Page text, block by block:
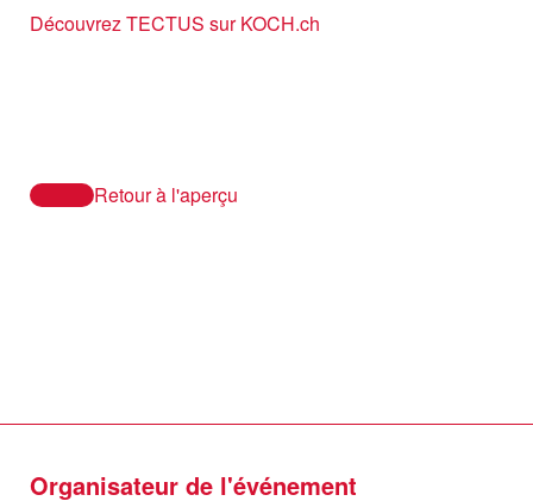
Découvrez TECTUS sur KOCH.ch
Retour à l'aperçu
Organisateur de l'événement